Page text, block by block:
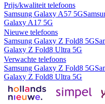
Prijs/kwaliteit telefoons
Samsung Galaxy A57 5G
Galaxy A17 5G
Nieuwe telefoons
Samsung Galaxy Z Fold8 5G
Galaxy Z Fold8 Ultra 5G
Verwachte telefoons
Samsung Galaxy Z Fold8 5G
Galaxy Z Fold8 Ultra 5G